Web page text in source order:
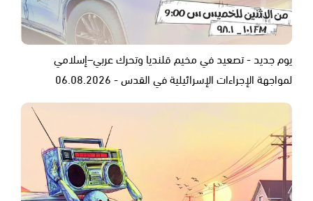
يوم جديد - تصعيد في مخيم قلنديا وتحرك عربي–إسلامي
لمواجهة الإجراءات الإسرائيلية في القدس - 06.08.2026